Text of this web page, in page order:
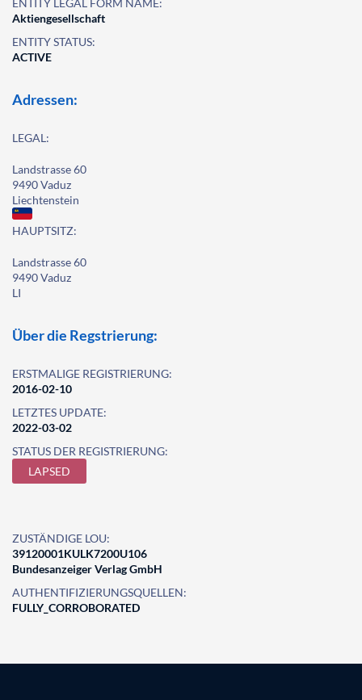
ENTITY LEGAL FORM NAME:
Aktiengesellschaft
ENTITY STATUS:
ACTIVE
Adressen:
LEGAL:
Landstrasse 60
9490 Vaduz
Liechtenstein
HAUPTSITZ:
Landstrasse 60
9490 Vaduz
LI
Über die Regstrierung:
ERSTMALIGE REGISTRIERUNG:
2016-02-10
LETZTES UPDATE:
2022-03-02
STATUS DER REGISTRIERUNG:
LAPSED
ZUSTÄNDIGE LOU:
39120001KULK7200U106
Bundesanzeiger Verlag GmbH
AUTHENTIFIZIERUNGSQUELLEN:
FULLY_CORROBORATED